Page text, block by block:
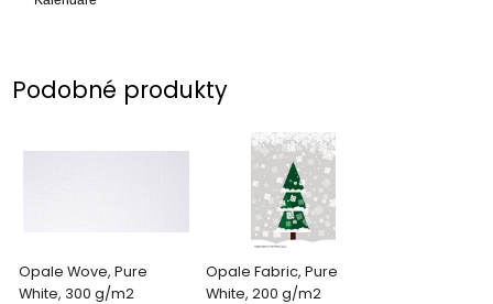
Podobné produkty
Opale Wove, Pure
White, 300 g/m2
Opale Fabric, Pure
White, 200 g/m2